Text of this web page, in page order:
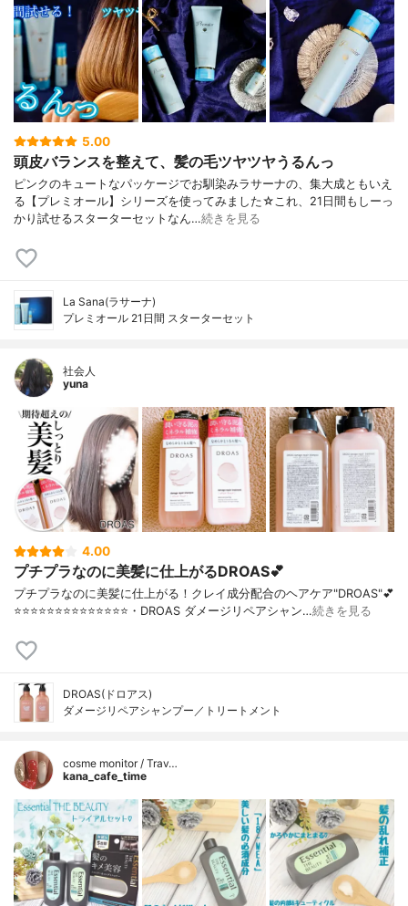
5.00
頭皮バランスを整えて、髪の毛ツヤツヤうるんっ
ピンクのキュートなパッケージでお馴染みラサーナの、集大成ともいえ
る【プレミオール】シリーズを使ってみました☆これ、21日間もしーっ
かり試せるスターターセットなん…続きを見る
La Sana(ラサーナ)
プレミオール 21日間 スターターセット
社会人
yuna
4.00
プチプラなのに美髪に仕上がるDROAS💕
プチプラなのに美髪に仕上がる！クレイ成分配合のヘアケア"DROAS"💕
⭐️⭐️⭐️⭐️⭐️⭐️⭐️⭐️⭐️⭐️⭐️⭐️⭐️⭐️・DROAS ダメージリペアシャン…続きを見る
DROAS(ドロアス)
ダメージリペアシャンプー／トリートメント
cosme monitor / Trav…
kana_cafe_time